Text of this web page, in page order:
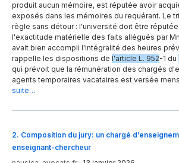
produit aucun mémoire, est réputée avoir
exposés dans les mémoires du requérant. Le
règle sans détour : l'université doit être
l'exactitude matérielle des faits allégués par
avait bien accompli l'intégralité des heures
rappelle les dispositions de l'article L. 952-1 du
qui prévoit que la rémunération des chargés
agents temporaires vacataires est versée
suite…
2. Composition du jury: un chargé
enseignant-chercheur